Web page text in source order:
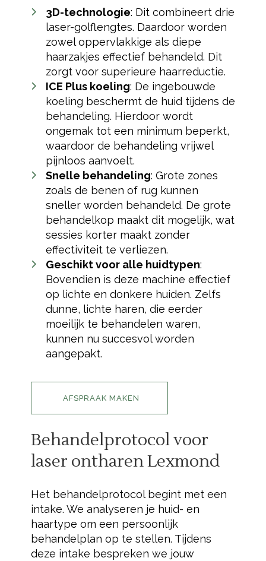
3D-technologie: Dit combineert drie
laser-golflengtes. Daardoor worden
zowel oppervlakkige als diepe
haarzakjes effectief behandeld. Dit
zorgt voor superieure haarreductie.
ICE Plus koeling: De ingebouwde
koeling beschermt de huid tijdens de
behandeling. Hierdoor wordt
ongemak tot een minimum beperkt,
waardoor de behandeling vrijwel
pijnloos aanvoelt.
Snelle behandeling: Grote zones
zoals de benen of rug kunnen
sneller worden behandeld. De grote
behandelkop maakt dit mogelijk, wat
sessies korter maakt zonder
effectiviteit te verliezen.
Geschikt voor alle huidtypen:
Bovendien is deze machine effectief
op lichte en donkere huiden. Zelfs
dunne, lichte haren, die eerder
moeilijk te behandelen waren,
kunnen nu succesvol worden
aangepakt.
AFSPRAAK MAKEN
Behandelprotocol voor
laser ontharen Lexmond
Het behandelprotocol begint met een
intake. We analyseren je huid- en
haartype om een persoonlijk
behandelplan op te stellen. Tijdens
deze intake bespreken we jouw